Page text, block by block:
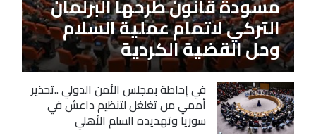
التركي لاتمام عملية السلام
وحل القضية الكردية
في إحاطة بمجلس الأمن الدولي ..تحذير
أممي من تغلغل لتنظيم داعش في
سوريا وتهديده السلم الأهلي